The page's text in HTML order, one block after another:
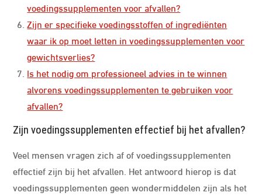
voedingssupplementen voor afvallen?
Zijn er specifieke voedingsstoffen of ingrediënten
waar ik op moet letten in voedingssupplementen voor
gewichtsverlies?
Is het nodig om professioneel advies in te winnen
alvorens voedingssupplementen te gebruiken voor
afvallen?
Zijn voedingssupplementen effectief bij het afvallen?
Veel mensen vragen zich af of voedingssupplementen
effectief zijn bij het afvallen. Het antwoord hierop is dat
voedingssupplementen geen wondermiddelen zijn als het